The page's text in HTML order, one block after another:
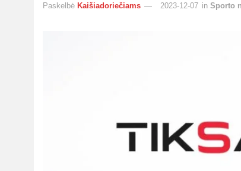
Paskelbė Kaišiadoriečiams 2023-12-07 in Sporto